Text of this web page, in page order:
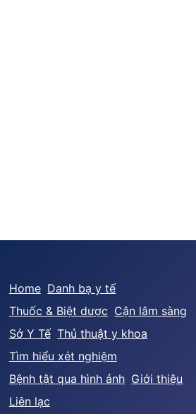
Home Danh bạ y tế
Thuốc & Biệt dược Cận lâm sàng
Sở Y Tế Thủ thuật y khoa
Tìm hiểu xét nghiệm
Bệnh tật qua hình ảnh Giới thiệu
Liên lạc